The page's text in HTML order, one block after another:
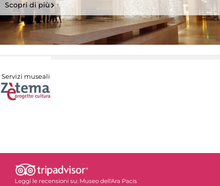
Scopri di più
Servizi museali
Leggi le recensioni su: Museo dell'Ara Pacis